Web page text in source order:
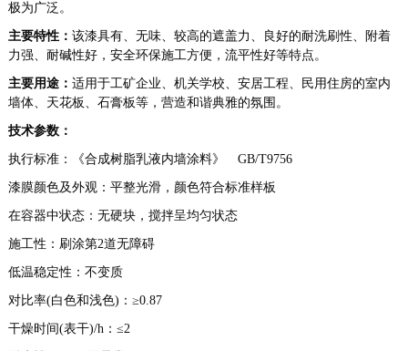
极为广泛。
主要特性： 该漆具有、无味、较高的遮盖力、良好的耐洗刷性、附着
力强、耐碱性好，安全环保施工方便，流平性好等特点。
主要用途： 适用于工矿企业、机关学校、安居工程、民用住房的室内
墙体、天花板、石膏板等，营造和谐典雅的氛围。
技术参数：
执行标准：《合成树脂乳液内墙涂料》 GB/T9756
漆膜颜色及外观：平整光滑，颜色符合标准样板
在容器中状态：无硬块，搅拌呈均匀状态
施工性：刷涂第2道无障碍
低温稳定性：不变质
对比率(白色和浅色)：≥0.87
干燥时间(表干)/h：≤2